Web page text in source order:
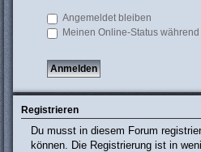
Angemeldet bleiben
Meinen Online-Status
Registrieren
Du musst in diesem Forum
können. Die Registrierung ist in